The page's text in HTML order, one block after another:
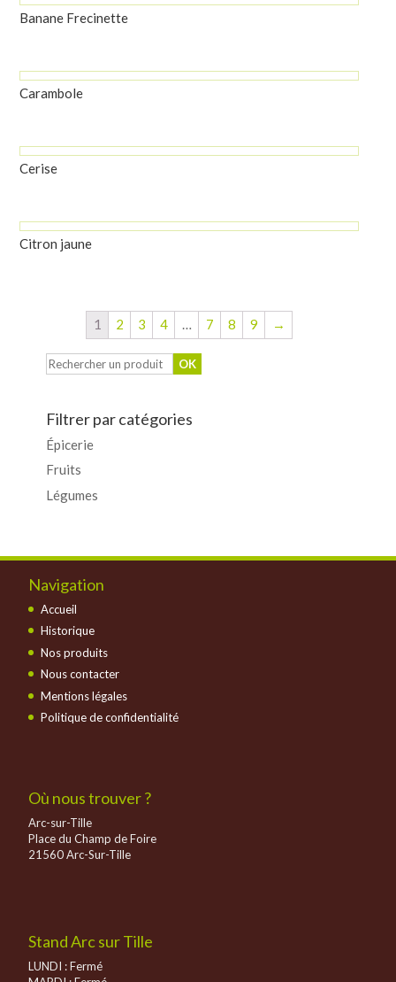
Banane Frecinette
Carambole
Cerise
Citron jaune
1 2 3 4 … 7 8 9 →
Filtrer par catégories
Épicerie
Fruits
Légumes
Navigation
Accueil
Historique
Nos produits
Nous contacter
Mentions légales
Politique de confidentialité
Où nous trouver ?
Arc-sur-Tille
Place du Champ de Foire
21560 Arc-Sur-Tille
Stand Arc sur Tille
LUNDI : Fermé